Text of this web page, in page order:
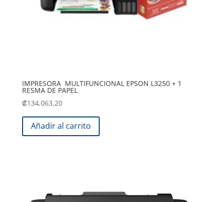
IMPRESORA MULTIFUNCIONAL EPSON L3250 + 1
RESMA DE PAPEL
₡134,063.20
Añadir al carrito